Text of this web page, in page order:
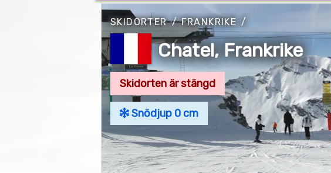
SKIDORTER/FRANKRIKE /
Chatel, Frankrike
Skidorten är stängd
Snödjup 0 cm